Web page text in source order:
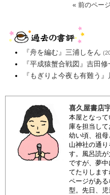
« 前のページ
『舟を編む』三浦しをん
『平成猿蟹合戦図』吉田修
『もぎりよ今夜も有難う
喜久屋書店
本屋となっ
庫を担当して
幼い頃、祖
山神社の通
す。風呂読
ですが、夢
てたりします
ページがあ
型。先日、